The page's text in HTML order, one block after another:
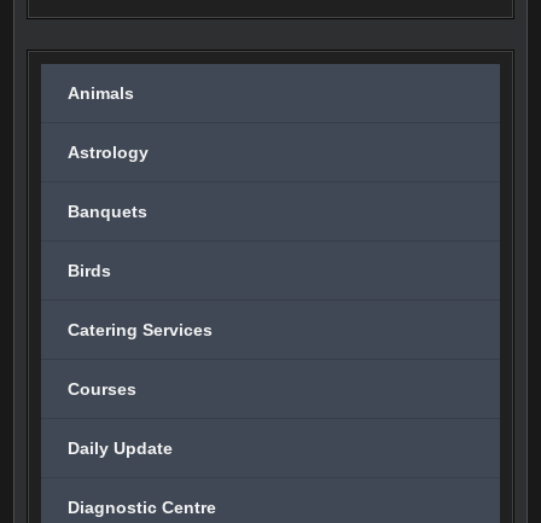
Animals
Astrology
Banquets
Birds
Catering Services
Courses
Daily Update
Diagnostic Centre